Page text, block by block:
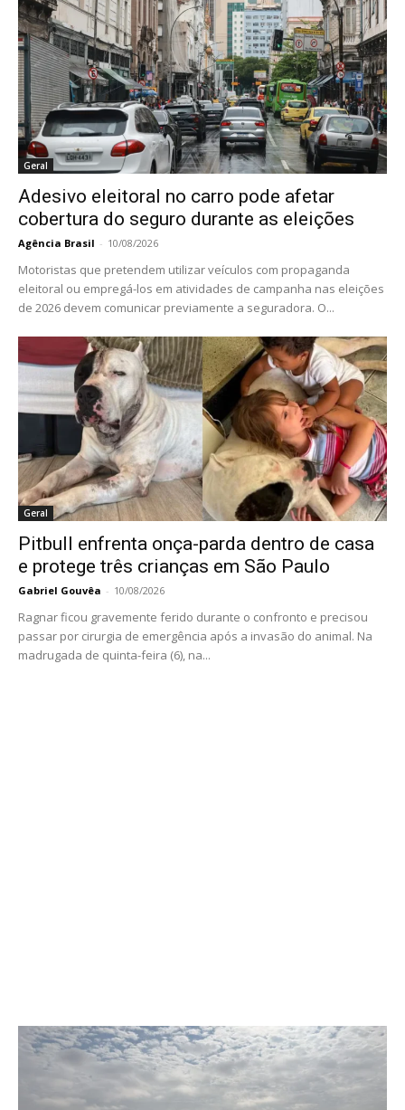
Geral
Adesivo eleitoral no carro pode afetar
cobertura do seguro durante as eleições
Agência Brasil - 10/08/2026
Motoristas que pretendem utilizar veículos com propaganda
eleitoral ou empregá-los em atividades de campanha nas eleições
de 2026 devem comunicar previamente a seguradora. O...
Geral
Pitbull enfrenta onça-parda dentro de casa
e protege três crianças em São Paulo
Gabriel Gouvêa - 10/08/2026
Ragnar ficou gravemente ferido durante o confronto e precisou
passar por cirurgia de emergência após a invasão do animal. Na
madrugada de quinta-feira (6), na...